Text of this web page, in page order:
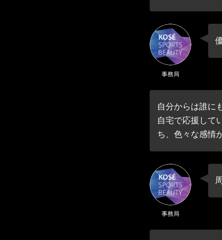
事務局
自分からは誰に
自宅で応援して
ち、色々な感情
事務局